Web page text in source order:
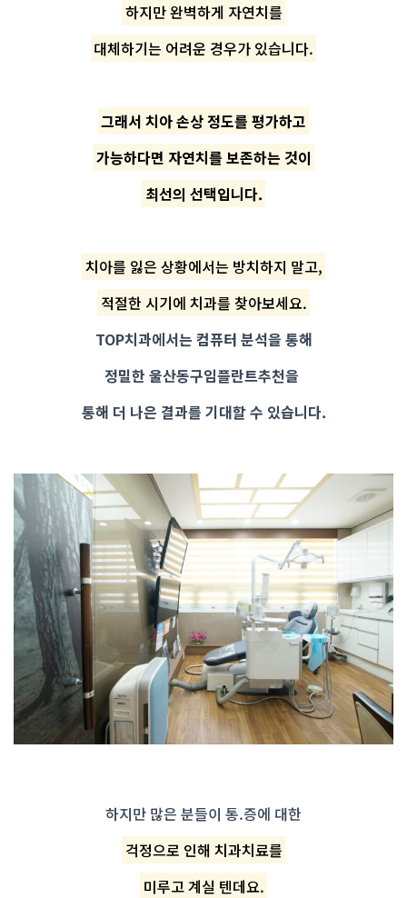
하지만 완벽하게 자연치를
대체하기는 어려운 경우가 있습니다.
그래서 치아 손상 정도를 평가하고
가능하다면 자연치를 보존하는 것이
최선의 선택입니다.
치아를 잃은 상황에서는 방치하지 말고,
적절한 시기에 치과를 찾아보세요.
TOP치과에서는 컴퓨터 분석을 통해
정밀한 울산동구임플란트추천을
통해 더 나은 결과를 기대할 수 있습니다.
하지만 많은 분들이 통.증에 대한
걱정으로 인해 치과치료를
미루고 계실 텐데요.